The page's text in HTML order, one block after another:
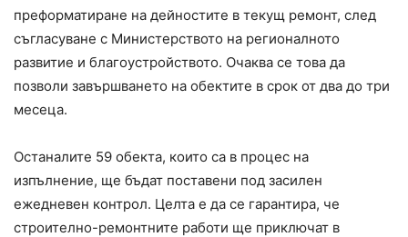
преформатиране на дейностите в текущ ремонт, след
съгласуване с Министерството на регионалното
развитие и благоустройството. Очаква се това да
позволи завършването на обектите в срок от два до три
месеца.
Останалите 59 обекта, които са в процес на
изпълнение, ще бъдат поставени под засилен
ежедневен контрол. Целта е да се гарантира, че
строително-ремонтните работи ще приключат в